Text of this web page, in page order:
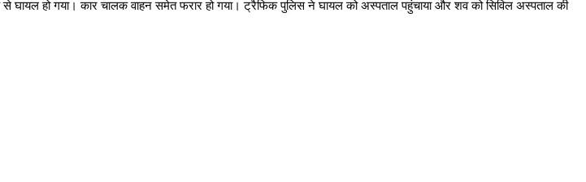
से घायल हो गया। कार चालक वाहन समेत फरार हो गया। ट्रैफिक पुलिस ने घायल को अस्पताल पहुंचाया और शव को सिविल अस्पताल की